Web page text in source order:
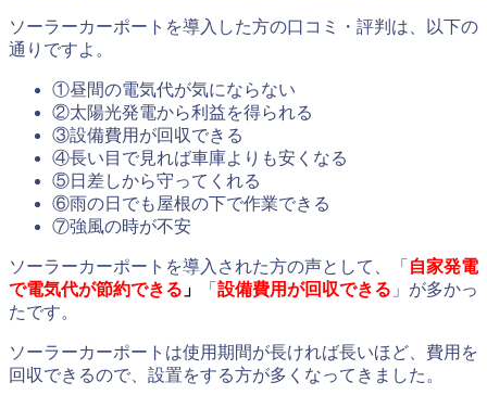
ソーラーカーポートを導入した方の口コミ・評判は、以下の
通りですよ。
①昼間の電気代が気にならない
②太陽光発電から利益を得られる
③設備費用が回収できる
④長い目で見れば車庫よりも安くなる
⑤日差しから守ってくれる
⑥雨の日でも屋根の下で作業できる
⑦強風の時が不安
ソーラーカーポートを導入された方の声として、「 自家発電
で電気代が節約できる 」 「 設備費用が回収できる 」が多かっ
たです。
ソーラーカーポートは使用期間が長ければ長いほど、費用を
回収できるので、設置をする方が多くなってきました。